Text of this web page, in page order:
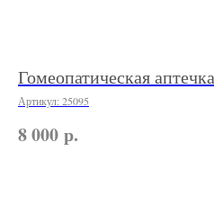
Гомеопатическая
Артикул: 25095
8 000 р.